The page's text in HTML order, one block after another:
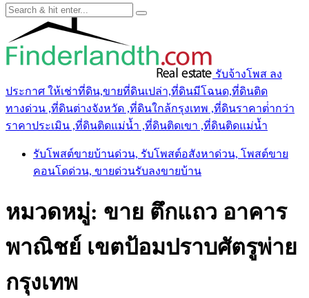
รับจ้างโพส ลง
ประกาศ ให้เช่าที่ดิน,ขายที่ดินเปล่า,ที่ดินมีโฉนด,ที่ดินติด
ทางด่วน ,ที่ดินต่างจังหวัด ,ที่ดินใกล้กรุงเทพ ,ที่ดินราคาต่ํากว่า
ราคาประเมิน ,ที่ดินติดแม่น้ำ ,ที่ดินติดเขา ,ที่ดินติดแม่น้ำ
รับโพสต์ขายบ้านด่วน, รับโพสต์อสังหาด่วน, โพสต์ขาย
คอนโดด่วน, ขายด่วนรับลงขายบ้าน
หมวดหมู่: ขาย ตึกแถว อาคาร
พาณิชย์ เขตป้อมปราบศัตรูพ่าย
กรุงเทพ